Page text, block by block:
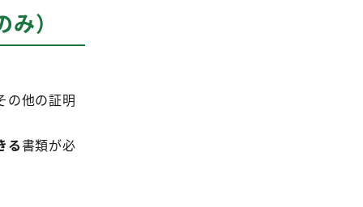
）
の他の証明
る書類が必